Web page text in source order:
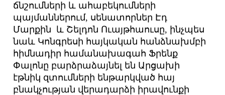
ճնշումների և ահաբեկումների
պայմաններում, սենատորներ Էդ
Մարքին և Շելդոն Ուայթհաուսը, ինչպես
նաև Կոնգրեսի հայկական հանձնախմբի
հիմնադիր համանախագահ Ֆրենք
Փալոնը բարձրաձայնել են Արցախի
էթնիկ զտումների ենթարկված հայ
բնակչության վերադարձի իրավունքի